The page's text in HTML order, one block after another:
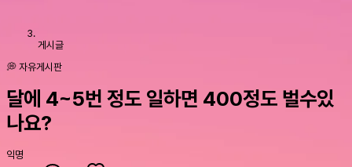
게시글
💭 자유게시판
달에 4~5번 정도 일하면 400정도 벌수있
나요?
익명